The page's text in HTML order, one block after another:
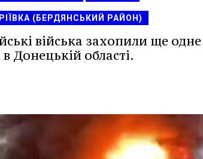
(БЕРДЯНСЬКИЙ РАЙОН)
війська захопили ще одне
в Донецькій області.